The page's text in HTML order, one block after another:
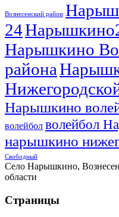
Вознесенский район
24
Нарышкино
района
Нарышкино
волейбол волейбол
нарышкино
Свободный
Село Нарышкино,
области
Страницы